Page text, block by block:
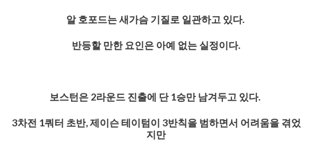
알 호포드는 새가슴 기질로 일관하고 있다.
반등할 만한 요인은 아예 없는 실정이다.
보스턴은 2라운드 진출에 단 1승만 남겨두고 있다.
3차전 1쿼터 초반, 제이슨 테이텀이 3반칙을 범하면서 어려움을 겪었
지만